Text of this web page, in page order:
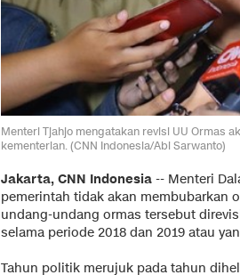
Menteri Tjahjo mengatakan revisi UU Ormas
kementerian. (CNN Indonesia/Abi Sarwanto)
Jakarta, CNN Indonesia -- Menteri
pemerintah tidak akan membubarkan
undang-undang ormas tersebut
selama periode 2018 dan 2019 atau
Tahun politik merujuk pada tahun